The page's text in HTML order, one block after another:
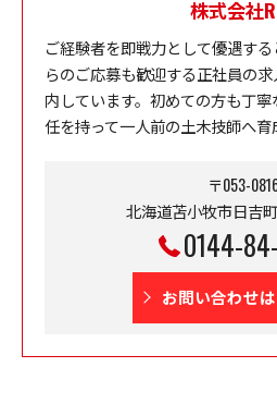
株式会社
ご経験者を即戦力として優遇す
らのご応募も歓迎する正社員の
内しています。初めての方も丁
任を持って一人前の土木技師へ育
〒053-
北海道苫小牧市日吉
0144-
お問い合わせ